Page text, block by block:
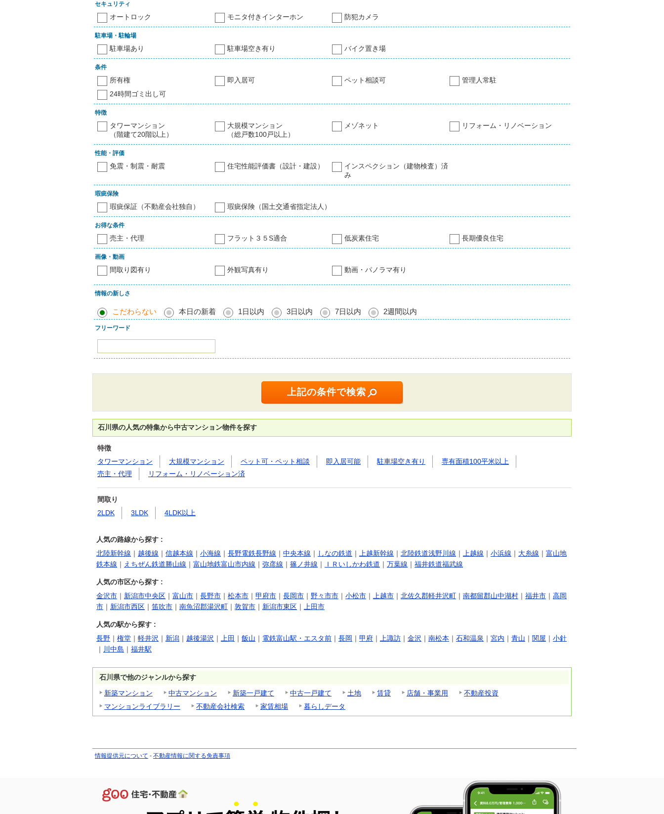
セキュリティ
オートロック モニタ付きインターホン 防犯カメラ
駐車場・駐輪場
駐車場あり 駐車場空き有り バイク置き場
条件
所有権 即入居可 ペット相談可
管理人常駐
24時間ゴミ出し可
特徴
タワーマンション
（階建て20階以上）
大規模マンション
（総戸数100戸以上）
メゾネット リフォーム・リノベーション
性能・評価
免震・制震・耐震 住宅性能評価書（設計・建設）
インスペクション（建物検査）済
み
瑕疵保険
瑕疵保証（不動産会社独自） 瑕疵保険（国土交通省指定法人）
お得な条件
売主・代理 フラット３５S適合 低炭素住宅 長期優良住宅
画像・動画
間取り図有り 外観写真有り 動画・パノラマ有り
情報の新しさ
こだわらない 本日の新着 1日以内 3日以内 7日以内 2週間以内
フリーワード
石川県の人気の特集から中古マンション物件を探す
特徴
タワーマンション
大規模マンション ペット可・ペット相談 即入居可能 駐車場空き有り
専有面積100平米以上
売主・代理
リフォーム・リノベーション済
間取り
2LDK
3LDK 4LDK以上
人気の路線から探す :
北陸新幹線 ｜ 越後線 ｜ 信越本線 ｜ 小海線 ｜ 長野電鉄長野線 ｜ 中央本線 ｜ しなの鉄道 ｜ 上越新幹線 ｜ 北陸鉄道浅野川線 ｜ 上越線 ｜ 小浜線 ｜ 大糸線 ｜ 富山地
鉄本線 ｜ えちぜん鉄道勝山線 ｜ 富山地鉄富山市内線 ｜ 弥彦線 ｜ 篠ノ井線 ｜ ＩＲいしかわ鉄道 ｜ 万葉線 ｜ 福井鉄道福武線
人気の市区から探す :
金沢市 ｜ 新潟市中央区 ｜ 富山市 ｜ 長野市 ｜ 松本市 ｜ 甲府市 ｜ 長岡市 ｜ 野々市市 ｜ 小松市 ｜ 上越市 ｜ 北佐久郡軽井沢町 ｜ 南都留郡山中湖村 ｜ 福井市 ｜ 高岡
市 ｜ 新潟市西区 ｜ 笛吹市 ｜ 南魚沼郡湯沢町 ｜ 敦賀市 ｜ 新潟市東区 ｜ 上田市
人気の駅から探す :
長野 ｜ 権堂 ｜ 軽井沢 ｜ 新潟 ｜ 越後湯沢 ｜ 上田 ｜ 飯山 ｜ 電鉄富山駅・エスタ前 ｜ 長岡 ｜ 甲府 ｜ 上諏訪 ｜ 金沢 ｜ 南松本 ｜ 石和温泉 ｜ 宮内 ｜ 青山 ｜ 関屋 ｜ 小針
｜ 川中島 ｜ 福井駅
石川県で他のジャンルから探す
新築マンション
中古マンション 新築一戸建て 中古一戸建て 土地 賃貸 店舗・事業用
不動産投資
マンションライブラリー
不動産会社検索 家賃相場 暮らしデータ
情報提供元について - 不動産情報に関する免責事項